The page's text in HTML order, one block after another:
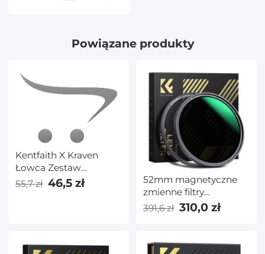
Powiązane produkty
Kentfaith X Kraven
Łowca Zestaw
narzędzi
55,7 zł 46,5 zł
52mm magnetyczne
zmienne filtry
obiektywu ND8-ND128
391,6 zł 310,0 zł